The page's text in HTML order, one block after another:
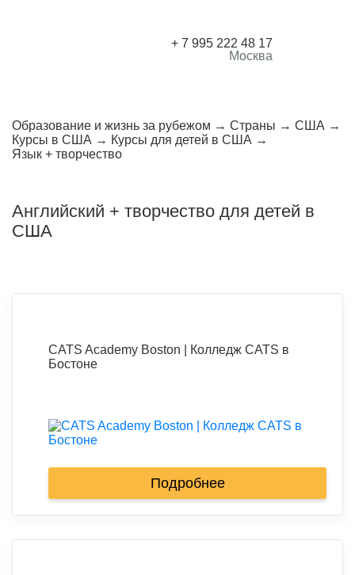
+ 7 995 222 48 17
Москва
Образование и жизнь за рубежом Страны
США
Курсы в США
Курсы для детей в США
Язык + творчество
Английский + творчество для детей в
США
CATS Academy Boston | Колледж CATS в
Бостоне
Подробнее